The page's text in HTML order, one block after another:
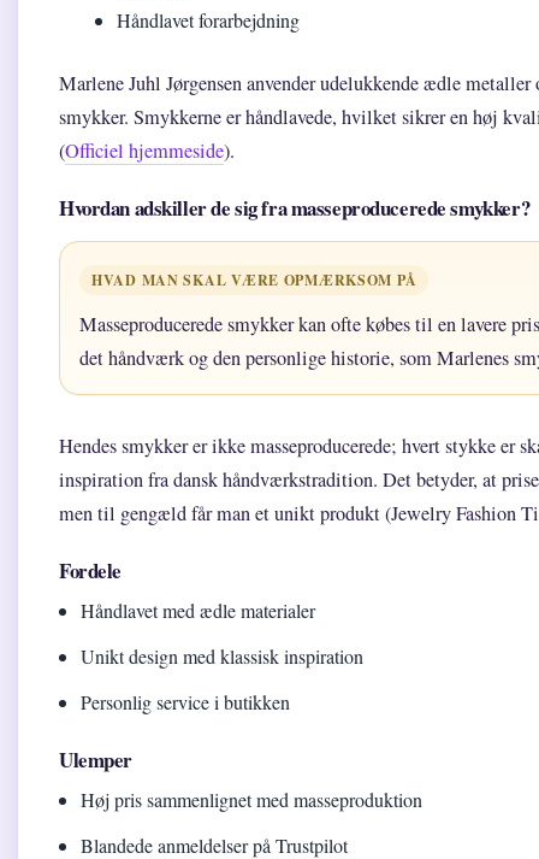
Håndlavet forarbejdning
Marlene Juhl Jørgensen anvender udelukkende ædle
smykker. Smykkerne er håndlavede, hvilket sikrer en høj
(Officiel hjemmeside).
Hvordan adskiller de sig fra masseproducerede smykker?
HVAD MAN SKAL VÆRE OPMÆRKSOM PÅ
Masseproducerede smykker kan ofte købes til en lavere
det håndværk og den personlige historie, som Marlenes
Hendes smykker er ikke masseproducerede; hvert stykke er
inspiration fra dansk håndværkstradition. Det betyder, at
men til gengæld får man et unikt produkt (Jewelry Fashion
Fordele
Håndlavet med ædle materialer
Unikt design med klassisk inspiration
Personlig service i butikken
Ulemper
Høj pris sammenlignet med masseproduktion
Blandede anmeldelser på Trustpilot